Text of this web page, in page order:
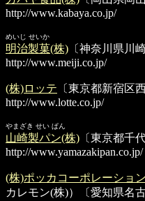
http://www.kabaya.co.jp/
めいじ せいか
明治製菓(株) 〔神奈川県川
http://www.meiji.co.jp/
(株)ロッテ 〔東京都新宿区
http://www.lotte.co.jp/
やまざき せい ぱん
山崎製パン(株) 〔東京都千
http://www.yamazakipan.co.jp/
(株)ポッカコーポレーション
カレモン(株)）〔愛知県名